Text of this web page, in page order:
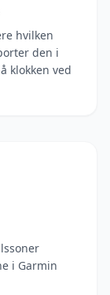
hvilken
den i
klokken ved
i Garmin